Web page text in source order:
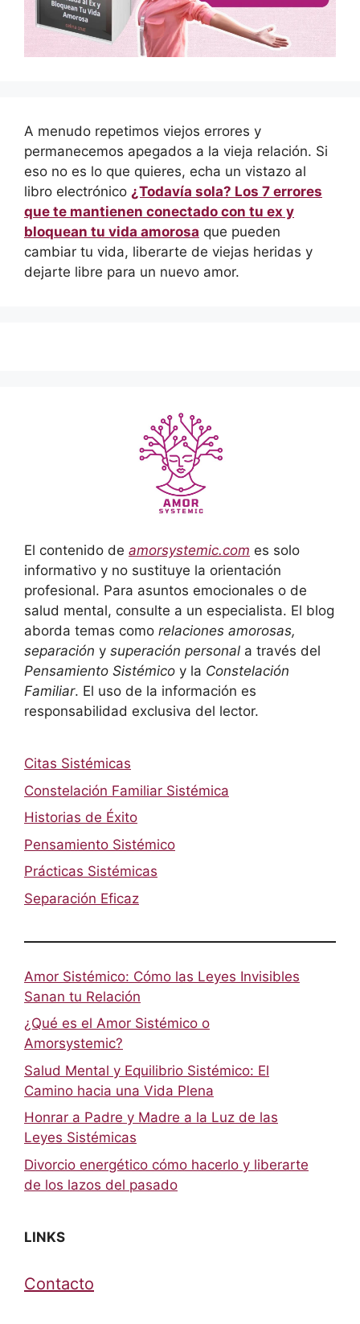
A menudo repetimos viejos errores y
permanecemos apegados a la vieja relación. Si
eso no es lo que quieres, echa un vistazo al
libro electrónico ¿Todavía sola? Los 7 errores
que te mantienen conectado con tu ex y
bloquean tu vida amorosa que pueden
cambiar tu vida, liberarte de viejas heridas y
dejarte libre para un nuevo amor.
El contenido de amorsystemic.com es solo
informativo y no sustituye la orientación
profesional. Para asuntos emocionales o de
salud mental, consulte a un especialista. El blog
aborda temas como relaciones amorosas,
separación y superación personal a través del
Pensamiento Sistémico y la Constelación
Familiar. El uso de la información es
responsabilidad exclusiva del lector.
Citas Sistémicas
Constelación Familiar Sistémica
Historias de Éxito
Pensamiento Sistémico
Prácticas Sistémicas
Separación Eficaz
Amor Sistémico: Cómo las Leyes Invisibles
Sanan tu Relación
¿Qué es el Amor Sistémico o
Amorsystemic?
Salud Mental y Equilibrio Sistémico: El
Camino hacia una Vida Plena
Honrar a Padre y Madre a la Luz de las
Leyes Sistémicas
Divorcio energético cómo hacerlo y liberarte
de los lazos del pasado
LINKS
Contacto